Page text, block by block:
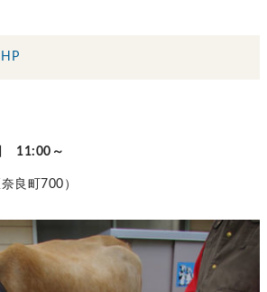
11:00～
良町700）